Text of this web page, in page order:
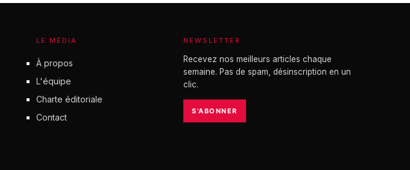
LE MÉDIA
À propos
L'équipe
Charte éditoriale
Contact
NEWSLETTER
Recevez nos meilleurs articles chaque
semaine. Pas de spam, désinscription en un
clic.
S'ABONNER